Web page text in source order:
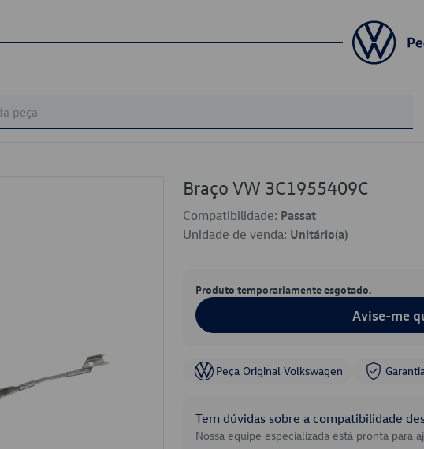
Braço VW 3C1955409C
Compatibilidade: Passat
Unidade de venda: Unitário(a)
Produto temporariamente esgotado.
Avise-me
Peça Original Volkswagen
Tem dúvidas sobre a compatibilidade
Nossa equipe especializada está pronta para